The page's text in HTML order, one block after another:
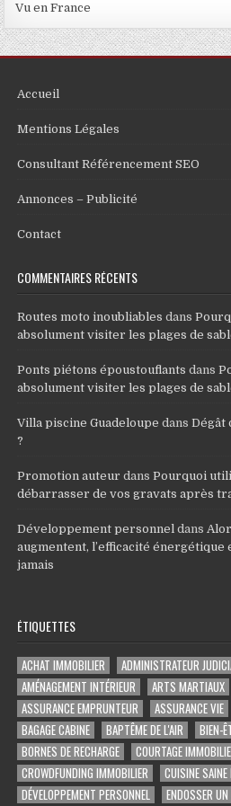
Vu en France
Accueil
Mentions Légales
Consultant Référencement SEO
Annonces – Publicité
Contact
COMMENTAIRES RÉCENTS
Routes moto inoubliables dans
absolument visiter les plages de
Ponts piétons époustouflants dans
absolument visiter les plages de
Villa piscine Guadeloupe dansDégât
?
Promotion auteur dansPourquoi
débarrasser de vos gravats après
Développement personnel dans
augmentent, l’efficacité
jamais
ÉTIQUETTES
ACHAT IMMOBILIER
ADMINISTRATEUR
AMÉNAGEMENT INTÉRIEUR
ARTS MARTIAUX
ASSURANCE EMPRUNTEUR
ASSURANCE VIE
BAGAGE CABINE
BAPTÊME DE L'AIR
BIEN-
BORNES DE RECHARGE
COURTAGE
CROWDFUNDING IMMOBILIER
CUISINE
DÉVELOPPEMENT PERSONNEL
ENDOSSER UN